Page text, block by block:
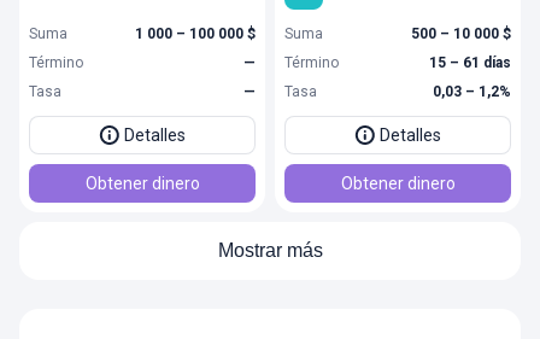
Suma
1 000 – 100 000 $
Término
—
Tasa
—
Detalles
Obtener dinero
Suma
500 – 10 000 $
Término
15 – 61 días
Tasa
0,03 – 1,2%
Detalles
Obtener dinero
Mostrar más